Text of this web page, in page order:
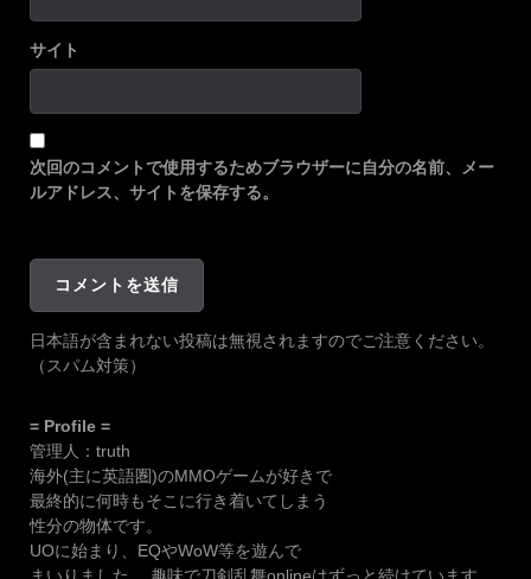
サイト
次回のコメントで使用するためブラウザーに自分の名前、メー
ルアドレス、サイトを保存する。
日本語が含まれない投稿は無視されますのでご注意ください。
（スパム対策）
= Profile =
管理人：truth
海外(主に英語圏)のMMOゲームが好きで
最終的に何時もそこに行き着いてしまう
性分の物体です。
UOに始まり、EQやWoW等を遊んで
まいりました。 趣味で刀剣乱舞onlineはずっと続けています。